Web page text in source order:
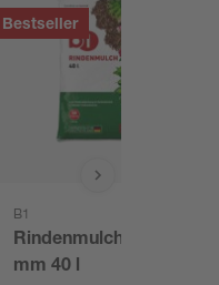
Bestseller
B1
Rindenmulch 0-40
mm 40 l